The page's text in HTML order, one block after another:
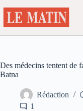
au
contenu
Des médecins tentent de
Batna
Rédaction
1